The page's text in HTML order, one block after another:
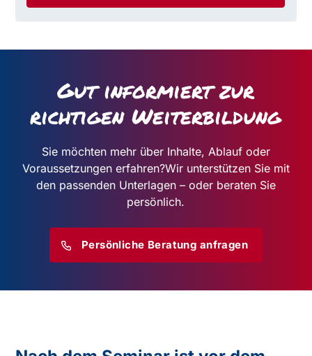
Gut informiert zur
richtigen Weiterbildung
Sie möchten mehr über Inhalte, Ablauf oder
Voraussetzungen erfahren?Wir unterstützen Sie mit
den passenden Unterlagen – oder beraten Sie
persönlich.
Persönliche Beratung anfragen